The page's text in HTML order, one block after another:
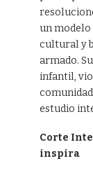
un modelo
cultural y
armado.
infantil,
estudio
Corte
inspira